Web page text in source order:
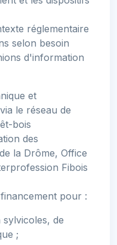
réglementaire
selon besoin
d'information
et
le réseau de
bois
des
la Drôme, Office
Fibois
pour :
de
;